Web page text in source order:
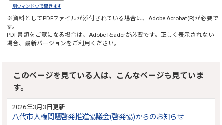
別ウィンドウで開きます
※資料としてPDFファイルが添付されている場合は、Adobe Acrobat(R)が必要で
す。
PDF書類をご覧になる場合は、Adobe Readerが必要です。正しく表示されない
場合、最新バージョンをご利用ください。
このページを見ている人は、こんなページも見ていま
す。
2026年3月3日更新
八代市人権問題啓発推進協議会(啓発協)からのお知らせ